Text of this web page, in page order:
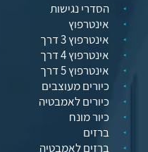
הסדרי נגישות
אינטרפוץ
אינטרפוץ 3 דרך
אינטרפוץ 4 דרך
אינטרפוץ 5 דרך
כיורים מעוצבים
כיורים לאמבטיה
כיור מונח
ברזים
ברזים לאמבטיה